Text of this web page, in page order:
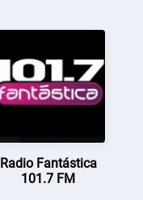
Radio Fantástica
101.7 FM